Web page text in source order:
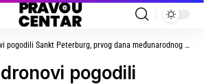
Sankt Peterburg, prvog dana međunarodnog ekonomskog foruma
pogodili